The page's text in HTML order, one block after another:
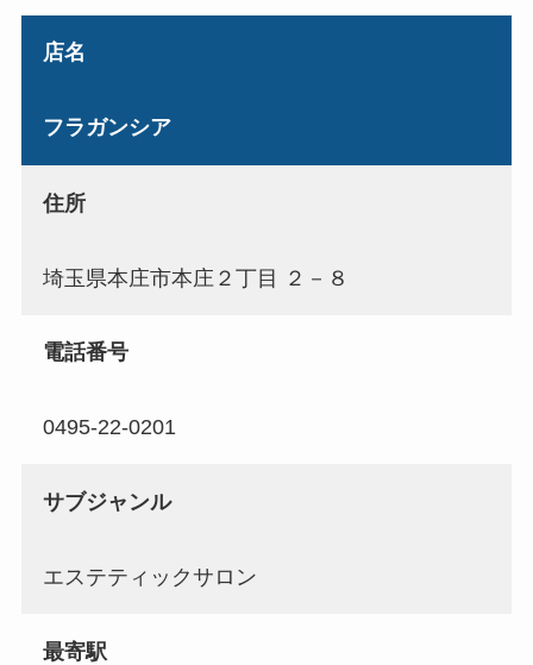
店名
フラガンシア
住所
埼玉県本庄市本庄２丁目 ２－８
電話番号
0495-22-0201
サブジャンル
エステティックサロン
最寄駅